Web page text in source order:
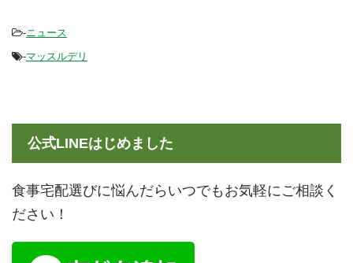
-ニュース
-マッスルデリ
公式LINEはじめました
食事宅配選びに悩んだらいつでもお気軽にご相談く
ださい！